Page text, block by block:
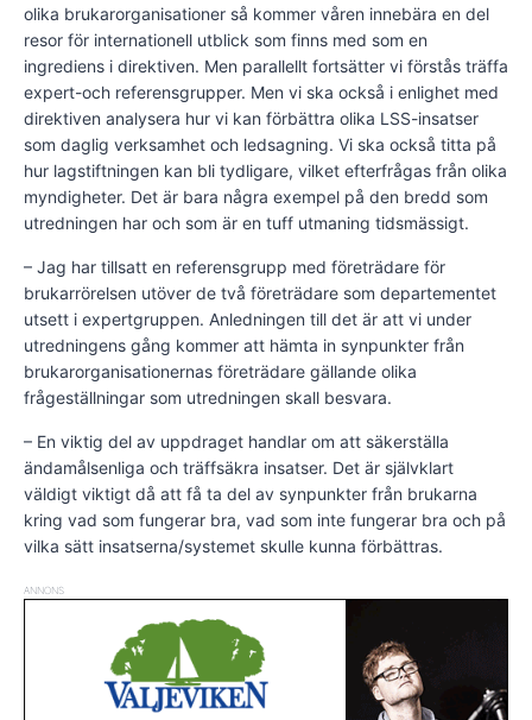
olika brukarorganisationer så kommer våren innebära en del
resor för internationell utblick som finns med som en
ingrediens i direktiven. Men parallellt fortsätter vi förstås träffa
expert-och referensgrupper. Men vi ska också i enlighet med
direktiven analysera hur vi kan förbättra olika LSS-insatser
som daglig verksamhet och ledsagning. Vi ska också titta på
hur lagstiftningen kan bli tydligare, vilket efterfrågas från olika
myndigheter. Det är bara några exempel på den bredd som
utredningen har och som är en tuff utmaning tidsmässigt.
– Jag har tillsatt en referensgrupp med företrädare för
brukarrörelsen utöver de två företrädare som departementet
utsett i expertgruppen. Anledningen till det är att vi under
utredningens gång kommer att hämta in synpunkter från
brukarorganisationernas företrädare gällande olika
frågeställningar som utredningen skall besvara.
– En viktig del av uppdraget handlar om att säkerställa
ändamålsenliga och träffsäkra insatser. Det är självklart
väldigt viktigt då att få ta del av synpunkter från brukarna
kring vad som fungerar bra, vad som inte fungerar bra och på
vilka sätt insatserna/systemet skulle kunna förbättras.
ANNONS